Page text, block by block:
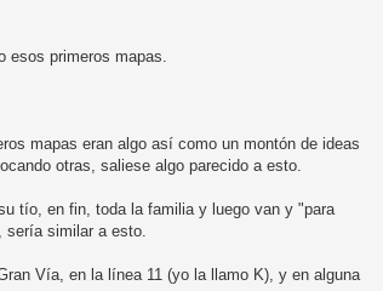
esos primeros mapas.
mapas eran algo así como un montón de ideas
otras, saliese algo parecido a esto.
tío, en fin, toda la familia y luego van y "para
sería similar a esto.
Vía, en la línea 11 (yo la llamo K), y en alguna